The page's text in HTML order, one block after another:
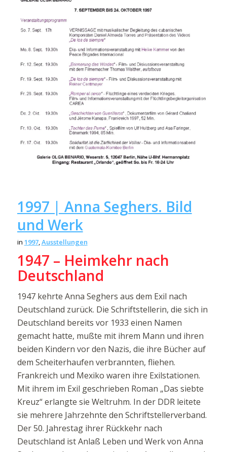
1997 | Anna Seghers. Bild
und Werk
in 1997,Ausstellungen
1947 – Heimkehr nach
Deutschland
1947 kehrte Anna Seghers aus dem Exil nach
Deutschland zurück. Die Schriftstellerin, die sich in
Deutschland bereits vor 1933 einen Namen
gemacht hatte, mußte mit ihrem Mann und ihren
beiden Kindern vor den Nazis, die ihre Bücher auf
dem Scheiterhaufen verbrannten, fliehen.
Frankreich und Mexiko waren ihre Exilstationen.
Mit ihrem im Exil geschrieben Roman „Das siebte
Kreuz“ erlangte sie Weltruhm. In der DDR leitete
sie mehrere Jahrzehnte den Schriftstellerverband.
Der 50. Jahrestag ihrer Rückkehr nach
Deutschland ist Anlaß Leben und Werk von Anna